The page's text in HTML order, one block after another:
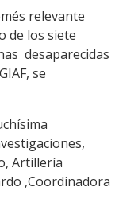
relevante
de los siete
desaparecidas
se
Artillería
,Coordinadora